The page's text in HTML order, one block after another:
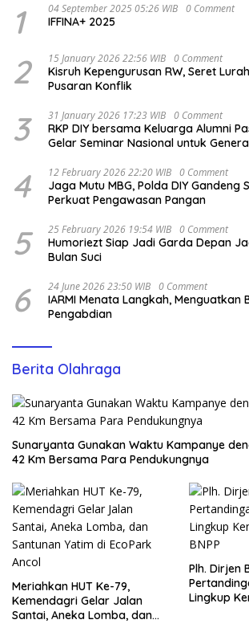
1 04 September 2025 05:26 WIB 0 Comment
IFFINA+ 2025
2 15 January 2026 22:56 WIB 0 Comment
Kisruh Kepengurusan RW, Seret
Pusaran Konflik
3 31 January 2026 17:23 WIB 0 Comment
RKP DIY bersama Keluarga Alumni
Gelar Seminar Nasional untuk
4 12 February 2026 22:20 WIB 0 Comment
Jaga Mutu MBG, Polda DIY Gandeng
Perkuat Pengawasan Pangan
5 25 February 2026 19:54 WIB 0 Comment
Humoriezt Siap Jadi Garda Depan
Bulan Suci
6 24 June 2026 23:50 WIB 0 Comment
IARMI Menata Langkah, Menguatkan
Pengabdian
Berita Olahraga
Sunaryanta Gunakan Waktu Kampanye
42 Km Bersama Para Pendukungnya
Meriahkan HUT Ke-79,
Kemendagri Gelar Jalan
Santai, Aneka Lomba, dan
Plh. Dirjen
Lingkup